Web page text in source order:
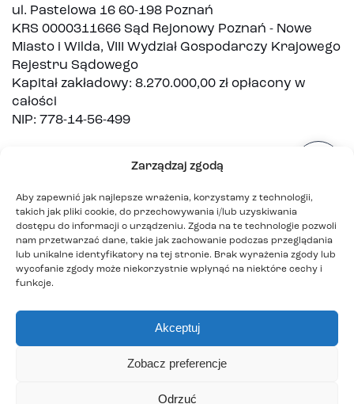
Zarządzaj zgodą
Aby zapewnić jak najlepsze wrażenia, korzystamy z technologii,
takich jak pliki cookie, do przechowywania i/lub uzyskiwania
dostępu do informacji o urządzeniu. Zgoda na te technologie pozwoli
nam przetwarzać dane, takie jak zachowanie podczas przeglądania
lub unikalne identyfikatory na tej stronie. Brak wyrażenia zgody lub
wycofanie zgody może niekorzystnie wpłynąć na niektóre cechy i
funkcje.
Akceptuj
Odrzuć
Zobacz preferencje
ul. Pastelowa 16 60-198 Poznań
KRS 0000311666 Sąd Rejonowy Poznań - Nowe
Miasto i Wilda, VIII Wydział Gospodarczy Krajowego
Rejestru Sądowego
Kapitał zakładowy: 8.270.000,00 zł opłacony w
całości
NIP: 778-14-56-499
Pracuj w TEB Edukacja